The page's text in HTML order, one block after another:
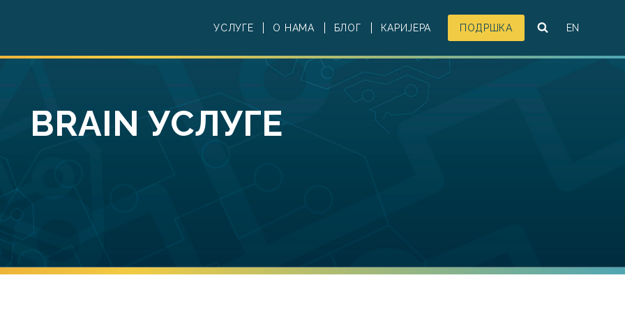
УСЛУГЕ О НАМА БЛОГ КАРИЈЕРА ПОДРШКА EN
BRAIN УСЛУГЕ